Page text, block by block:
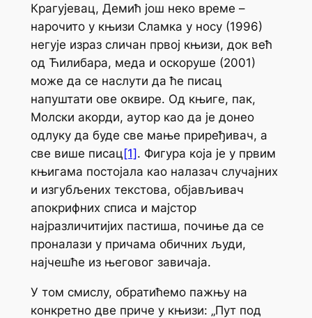
Крагујевац, Демић још неко време –
нарочито у књизи Сламка у носу(1996)
негује израз сличан првој књизи, док већ
од Ћилибара, меда и оскоруше (2001)
може да се наслути да ће писац
напуштати ове оквире. Од књиге, пак,
Молски акорди, аутор као да је донео
одлуку да буде све мање приређивач, а
све више писац[1]. Фигура која је у првим
књигама постојала као налазач случајних
и изгубљених текстова, објављивач
апокрифних списа и мајстор
најразличитијих пастиша, почиње да се
проналази у причама обичних људи,
најчешће из његовог завичаја.
У том смислу, обратићемо пажњу на
конкретно две приче у књизи: „Пут под